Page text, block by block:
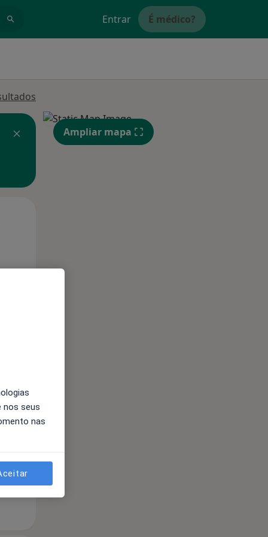
Entrar É médico?
12 Ago
Ampliar mapa
nos seus
nas